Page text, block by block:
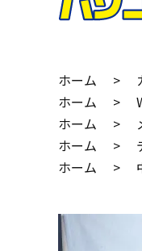
ホーム >
ホーム
>
ホーム
>
ホーム
>
ホーム
>